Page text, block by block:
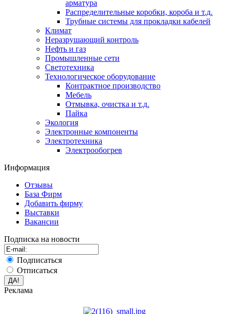
арматура
Распределительные коробки, короба и т.д.
Трубные системы для прокладки кабелей
Климат
Неразрушающий контроль
Нефть и газ
Промышленные сети
Светотехника
Технологическое оборудование
Контрактное производство
Мебель
Отмывка, очистка и т.д.
Пайка
Экология
Электронные компоненты
Электротехника
Электрообогрев
Информация
Отзывы
База Фирм
Добавить фирму
Выставки
Вакансии
Подписка на новости
Подписаться
Отписаться
Реклама